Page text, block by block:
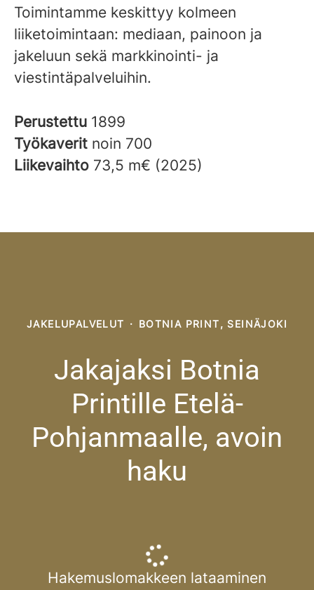
Toimintamme keskittyy kolmeen
liiketoimintaan: mediaan, painoon ja
jakeluun sekä markkinointi- ja
viestintäpalveluihin.
Perustettu 1899
Työkaverit noin 700
Liikevaihto 73,5 m€ (2025)
JAKELUPALVELUT · BOTNIA PRINT, SEINÄJOKI
Jakajaksi Botnia
Printille Etelä-
Pohjanmaalle, avoin
haku
Hakemuslomakkeen lataaminen